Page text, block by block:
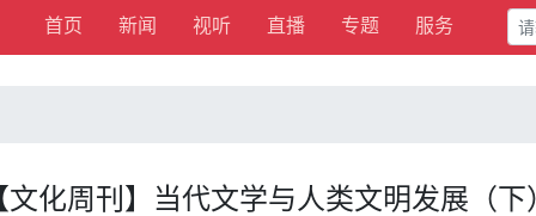
首页 新闻 视听 直播 专题 服务
文化周刊】当代文学与人类文明发展（下